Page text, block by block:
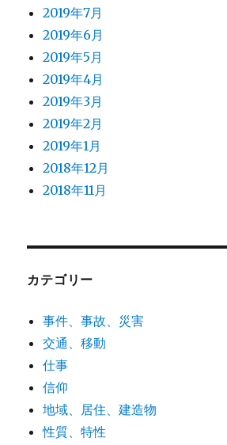
2019年7月
2019年6月
2019年5月
2019年4月
2019年3月
2019年2月
2019年1月
2018年12月
2018年11月
カテゴリー
事件、事故、災害
交通、移動
仕事
信仰
地域、居住、建造物
性質、特性